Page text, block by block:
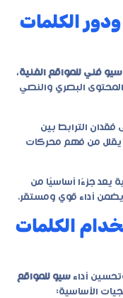
الكلمات
سيو فني للمواقع الفنية،
البصري والنصي
الترابط بين
يقلل من فهم محركات
يعد جزءًا أساسيًا من
أداء قوي ومستقر.
الكلمات
أداء سيو للمواقع
الأساسية: